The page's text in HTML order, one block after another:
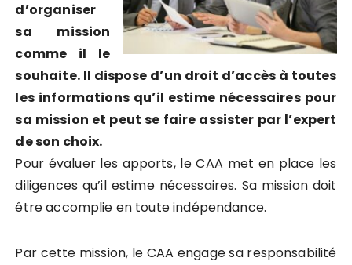
d’organiser
sa mission
comme il le
souhaite. Il dispose d’un droit d’accès à toutes
les informations qu’il estime nécessaires pour
sa mission et peut se faire assister par l’expert
de son choix.
Pour évaluer les apports, le CAA met en place les
diligences qu’il estime nécessaires. Sa mission doit
être accomplie en toute indépendance.
Par cette mission, le CAA engage sa responsabilité